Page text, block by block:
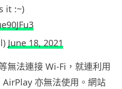
it :~)
June 18, 2021
無法連接 Wi-Fi，就連利用
亦無法使用。網站